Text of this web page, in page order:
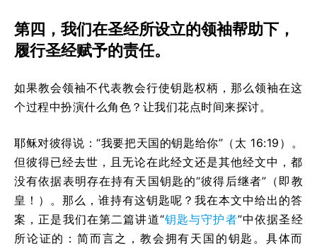
第四，我们在圣经所设立的领袖帮助下，
履行圣经赋予的责任。
如果教会领袖不代表教会行使钥匙权柄，那么领袖在这
个过程中扮演什么角色？让我们花点时间来探讨。
耶稣对彼得说：“我要把天国的钥匙给你”（太 16:19）。
但彼得已经去世，且无论在此经文还是其他经文中，都
没有依据表明存在持有天国钥匙的“彼得后继者”（即教
皇！）。那么，谁持有这钥匙呢？我在本文中给出的答
案，正是我们在第二篇讲道“钥匙与守护者”中依据圣经
所论证的：简而言之，教会拥有天国的钥匙。具体而